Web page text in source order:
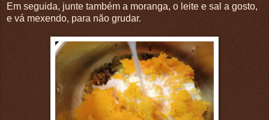
Em seguida, junte também a moranga, o leite e sal a gosto,
e vá mexendo, para não grudar.